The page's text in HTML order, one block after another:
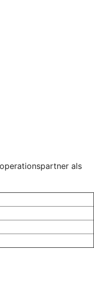
als